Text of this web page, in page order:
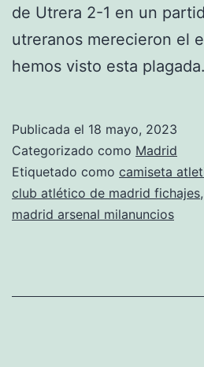
de Utrera 2-1 en un
utreranos merecieron el
hemos visto esta
Publicada el 18 mayo, 2023
Categorizado como Madrid
Etiquetado como camiseta
club atlético de madrid fichajes,
madrid arsenal milanuncios